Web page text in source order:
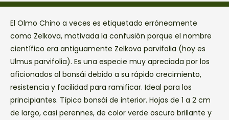
El Olmo Chino a veces es etiquetado erróneamente
como Zelkova, motivada la confusión porque el nombre
científico era antiguamente Zelkova parvifolia (hoy es
Ulmus parvifolia). Es una especie muy apreciada por los
aficionados al bonsái debido a su rápido crecimiento,
resistencia y facilidad para ramificar. Ideal para los
principiantes. Típico bonsái de interior. Hojas de 1 a 2 cm
de largo, casi perennes, de color verde oscuro brillante y